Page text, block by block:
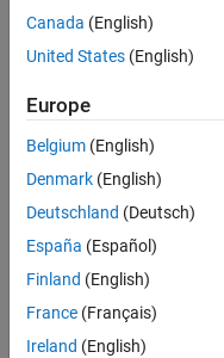
デューティ比
デューティ比とは、ある周
Canada (English)
United States (English)
Europe
Belgium (English)
Denmark (English)
Deutschland (Deutsch)
España (Español)
Finland (English)
France (Français)
Ireland (English)